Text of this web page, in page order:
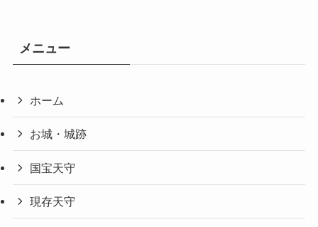
メニュー
ホーム
お城・城跡
国宝天守
現存天守